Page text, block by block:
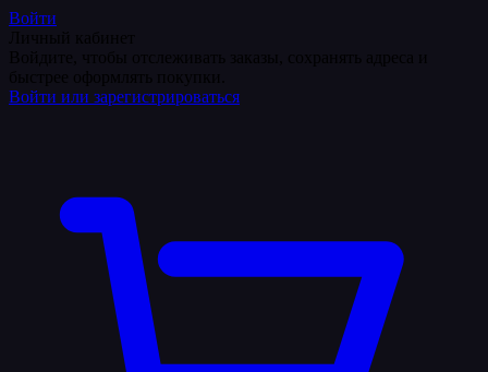
Войти
Войти или зарегистрироваться